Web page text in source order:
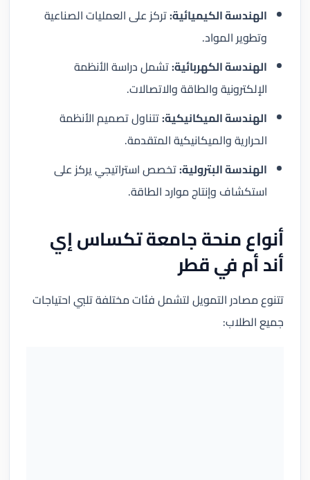
الهندسة الكيميائية:تركز على العمليات الصناعية
وتطوير المواد.
الهندسة الكهربائية:تشمل دراسة الأنظمة
الإلكترونية والطاقة والاتصالات.
الهندسة الميكانيكية:تتناول تصميم الأنظمة
الحرارية والميكانيكية المتقدمة.
الهندسة البترولية:تخصص استراتيجي يركز على
استكشاف وإنتاج موارد الطاقة.
أنواع منحة جامعة تكساس إي
أند أم في قطر
تتنوع مصادر التمويل لتشمل فئات مختلفة تلبي احتياجات
جميع الطلاب: